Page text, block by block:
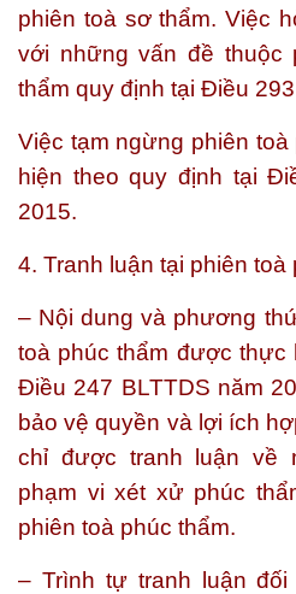
phiên toà sơ thẩm. Việc
với những vấn đề thuộc
thẩm quy định tại Điều
Việc tạm ngừng phiên
hiện theo quy định tại
2015.
4. Tranh luận tại phiên toà
– Nội dung và phương
toà phúc thẩm được thực
Điều 247 BLTTDS năm
bảo vệ quyền và lợi ích
chỉ được tranh luận về
phạm vi xét xử phúc
phiên toà phúc thẩm.
– Trình tự tranh luận